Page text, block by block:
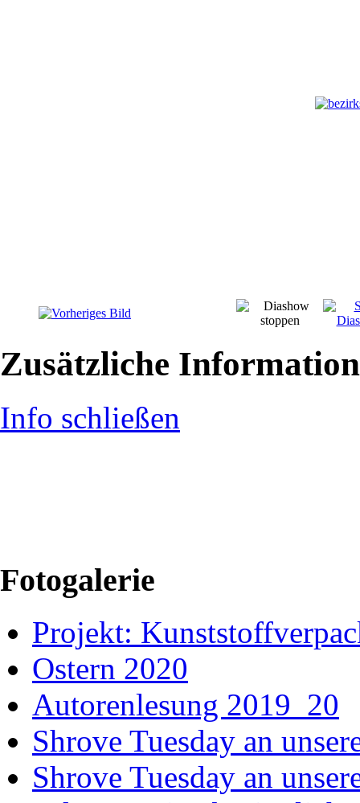
Zusätzliche
Info schließen
Fotogalerie
Projekt:
Ostern 2020
Autorenlesung 2019_20
Shrove Tuesday an
Shrove Tuesday an